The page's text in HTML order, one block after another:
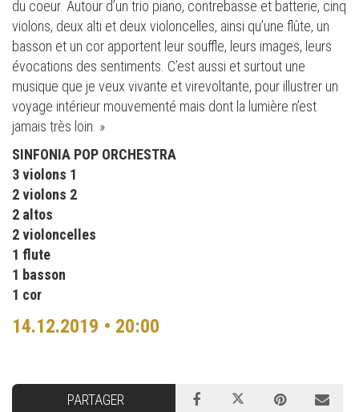
du coeur. Autour d’un trio piano, contrebasse et batterie, cinq
violons, deux alti et deux violoncelles, ainsi qu’une flûte, un
basson et un cor apportent leur souffle, leurs images, leurs
évocations des sentiments. C’est aussi et surtout une
musique que je veux vivante et virevoltante, pour illustrer un
voyage intérieur mouvementé mais dont la lumière n’est
jamais très loin. »
SINFONIA POP ORCHESTRA
3 violons 1
2 violons 2
2 altos
2 violoncelles
1 flute
1 basson
1 cor
14.12.2019 • 20:00
PARTAGER